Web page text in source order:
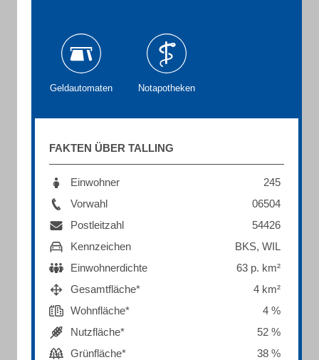
Geldautomaten Notapotheken
FAKTEN ÜBER TALLING
Einwohner
245
Vorwahl
06504
Postleitzahl
54426
Kennzeichen
BKS, WIL
Einwohnerdichte
63 p. km²
Gesamtfläche*
4 km²
Wohnfläche*
4 %
Nutzfläche*
52 %
Grünfläche*
38 %